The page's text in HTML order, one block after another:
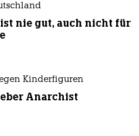
nie gut, auch nicht für
Kinderfiguren
Anarchist